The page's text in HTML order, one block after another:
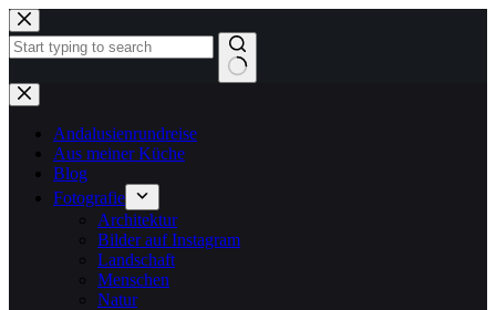
Zum
Inhalt
springen
Keine
Ergebnisse
Andalusienrundreise
Aus meiner Küche
Blog
Fotografie
Architektur
Bilder auf Instagram
Landschaft
Menschen
Natur